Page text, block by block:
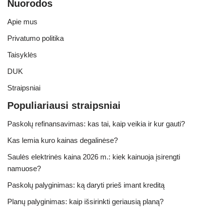
Nuorodos
Apie mus
Privatumo politika
Taisyklės
DUK
Straipsniai
Populiariausi straipsniai
Paskolų refinansavimas: kas tai, kaip veikia ir kur gauti?
Kas lemia kuro kainas degalinėse?
Saulės elektrinės kaina 2026 m.: kiek kainuoja įsirengti
namuose?
Paskolų palyginimas: ką daryti prieš imant kreditą
Planų palyginimas: kaip išsirinkti geriausią planą?